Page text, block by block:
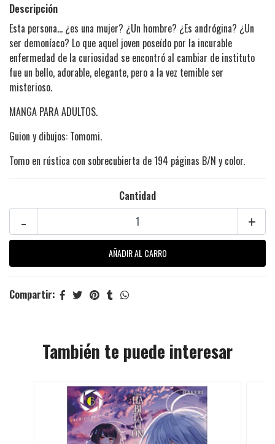
Descripción
Esta persona... ¿es una mujer? ¿Un hombre? ¿Es andrógina? ¿Un
ser demoníaco? Lo que aquel joven poseído por la incurable
enfermedad de la curiosidad se encontró al cambiar de instituto
fue un bello, adorable, elegante, pero a la vez temible ser
misterioso.
MANGA PARA ADULTOS.
Guion y dibujos: Tomomi.
Tomo en rústica con sobrecubierta de 194 páginas B/N y color.
Cantidad
+
-
Compartir:
También te puede interesar